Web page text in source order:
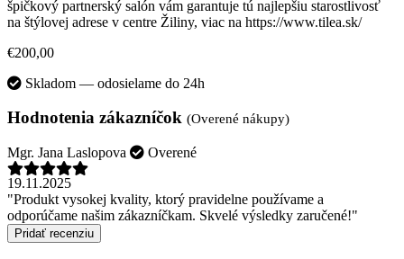
špičkový partnerský salón vám garantuje tú najlepšiu starostlivosť
na štýlovej adrese v centre Žiliny, viac na https://www.tilea.sk/
€200,00
Skladom — odosielame do 24h
Hodnotenia zákazníčok (Overené nákupy)
Mgr. Jana Laslopova
Overené
19.11.2025
"Produkt vysokej kvality, ktorý pravidelne používame a
odporúčame našim zákazníčkam. Skvelé výsledky zaručené!"
Pridať recenziu